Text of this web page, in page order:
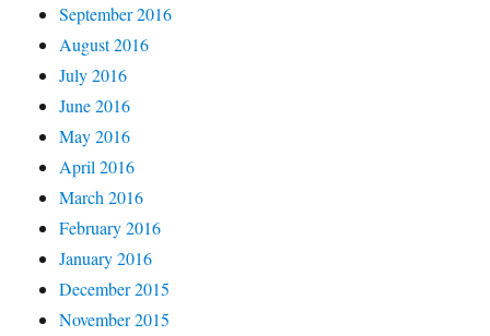
September 2016
August 2016
July 2016
June 2016
May 2016
April 2016
March 2016
February 2016
January 2016
December 2015
November 2015